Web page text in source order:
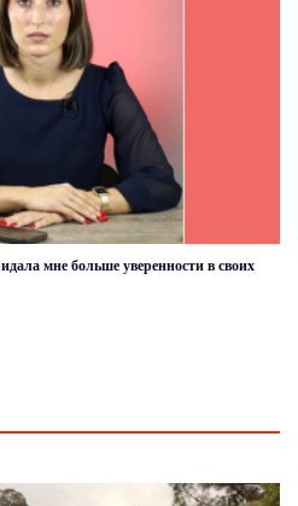
мне больше уверенности в своих